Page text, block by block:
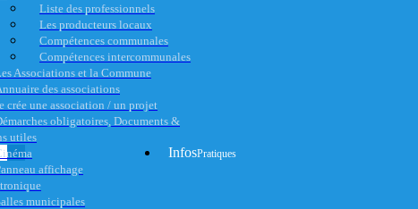
Liste des professionnels
Les producteurs locaux
Compétences communales
Compétences intercommunales
Associations et la Commune
des associations
crée une association / un projet
obligatoires, Documents &
utiles
affichage
municipales
InfosPratiques